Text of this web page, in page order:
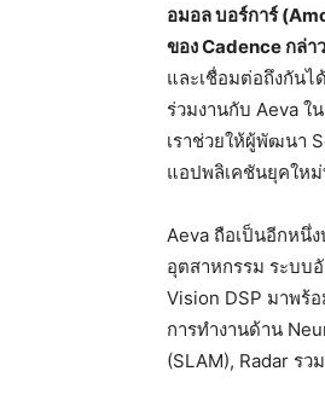
อมอล บอร์การ์ (
ของ Cadence กล่า
และเชื่อมต่อถึงกันไ
ร่วมงานกับ Aeva ใ
เราช่วยให้ผู้พัฒนา
แอปพลิเคชันยุคใหม่
Aeva ถือเป็นอีกหนึ่
อุตสาหกรรม ระบบ
Vision DSP มาพร้
การทำงานด้าน
(SLAM), Radar ร